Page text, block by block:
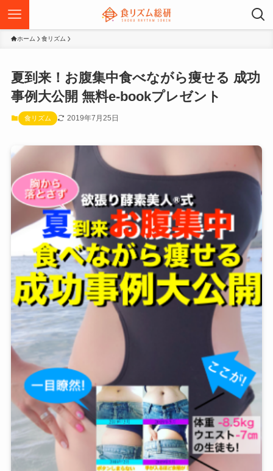
ホーム 食リズム
夏到来！お腹集中食べながら痩せる 成功
事例大公開 無料e-bookプレゼント
食リズム 2019年7月25日